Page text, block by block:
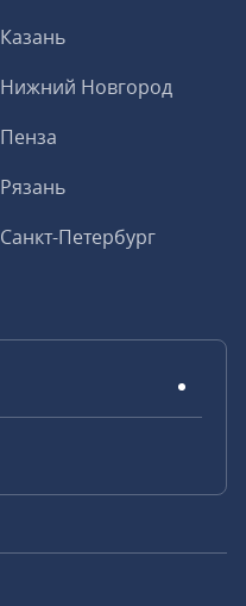
Казань
Нижний Новгород
Пенза
Рязань
Санкт-Петербург